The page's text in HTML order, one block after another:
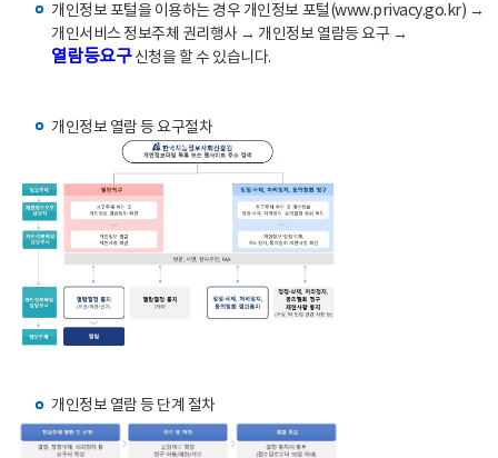
개인정보 포털을 이용하는 경우 개인정보 포털(www.privacy.go.kr) →
개인서비스 정보주체 권리행사 → 개인정보 열람등 요구 →
열람등요구신청을 할 수 있습니다.
개인정보 열람 등 요구절차
개인정보 열람 등 단계 절차